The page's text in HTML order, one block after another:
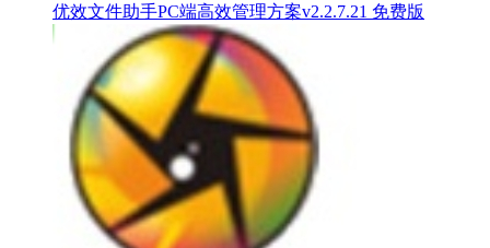
优效文件助手PC端高效管理方案v2.2.7.21 免费版